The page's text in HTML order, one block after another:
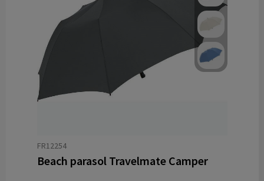
FR12254
Beach parasol Travelmate Camper